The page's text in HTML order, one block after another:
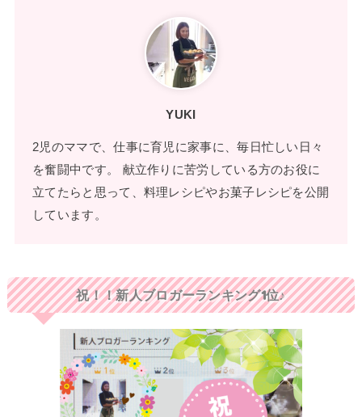
YUKI
2児のママで、仕事に育児に家事に、毎日忙しい日々
を奮闘中です。 献立作りに苦労している方のお役に
立てたらと思って、料理レシピやお菓子レシピを公開
しています。
祝！！新人ブロガーランキング1位♪